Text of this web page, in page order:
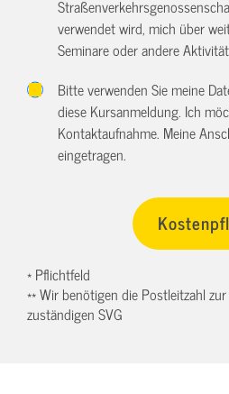
verwendet wird, mich über
Seminare oder andere
Bitte verwenden Sie meine
diese Kursanmeldung. Ich
Kontaktaufnahme. Meine
eingetragen.
* Pflichtfeld
** Wir benötigen die Postleitzahl
zuständigen SVG